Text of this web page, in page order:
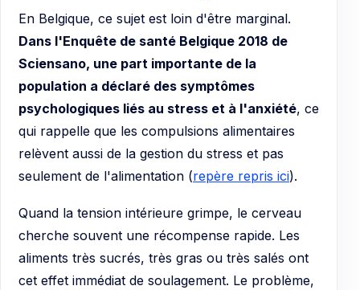
En Belgique, ce sujet est loin d'être marginal.
Dans l'Enquête de santé Belgique 2018 de
Sciensano, une part importante de la
population a déclaré des symptômes
psychologiques liés au stress et à l'anxiété, ce
qui rappelle que les compulsions alimentaires
relèvent aussi de la gestion du stress et pas
seulement de l'alimentation (repère repris ici).
Quand la tension intérieure grimpe, le cerveau
cherche souvent une récompense rapide. Les
aliments très sucrés, très gras ou très salés ont
cet effet immédiat de soulagement. Le problème,